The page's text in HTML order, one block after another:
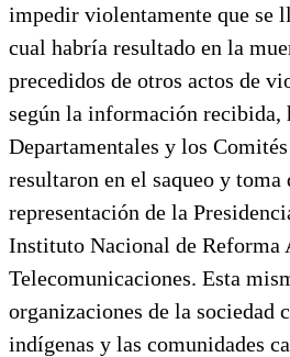
impedir violentamente que se
cual habría resultado en la
precedidos de otros actos de
según la información recibida,
Departamentales y los
resultaron en el saqueo y
representación de la
Instituto Nacional de Reforma
Telecomunicaciones. Esta
organizaciones de la sociedad
indígenas y las comunidades